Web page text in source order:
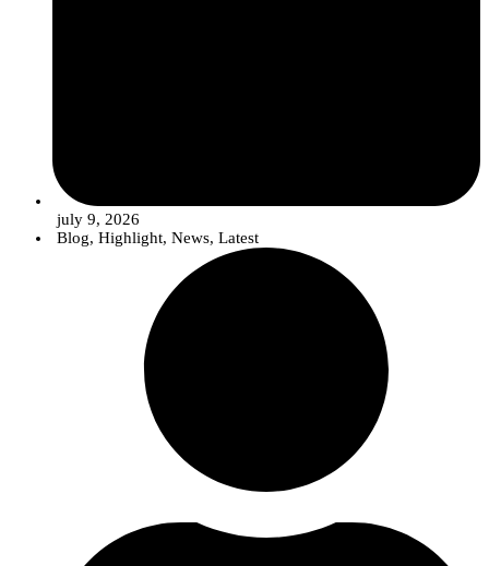
july 9, 2026
Blog, Highlight, News, Latest